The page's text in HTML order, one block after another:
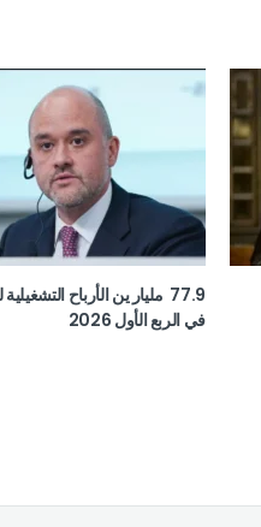
77.9 مليار ين الأرباح
في الربع الأول 2026